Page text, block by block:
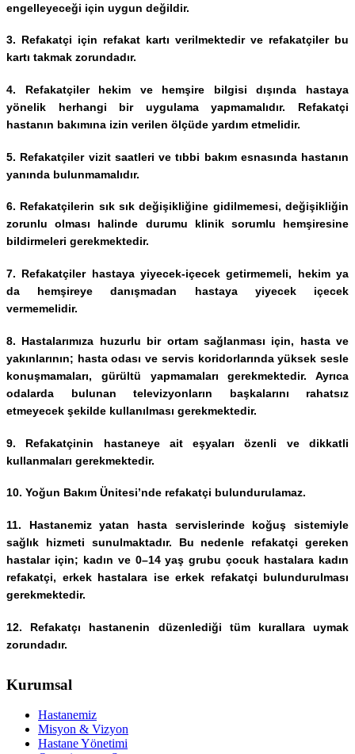
engelleyeceği için uygun değildir.
3. Refakatçi için refakat kartı verilmektedir ve refakatçiler bu
kartı takmak zorundadır.
4. Refakatçiler hekim ve hemşire bilgisi dışında hastaya
yönelik herhangi bir uygulama yapmamalıdır. Refakatçi
hastanın bakımına izin verilen ölçüde yardım etmelidir.
5. Refakatçiler vizit saatleri ve tıbbi bakım esnasında hastanın
yanında bulunmamalıdır.
6. Refakatçilerin sık sık değişikliğine gidilmemesi, değişikliğin
zorunlu olması halinde durumu klinik sorumlu hemşiresine
bildirmeleri gerekmektedir.
7. Refakatçiler hastaya yiyecek-içecek getirmemeli, hekim ya
da hemşireye danışmadan hastaya yiyecek içecek
vermemelidir.
8. Hastalarımıza huzurlu bir ortam sağlanması için, hasta ve
yakınlarının; hasta odası ve servis koridorlarında yüksek sesle
konuşmamaları, gürültü yapmamaları gerekmektedir. Ayrıca
odalarda bulunan televizyonların başkalarını rahatsız
etmeyecek şekilde kullanılması gerekmektedir.
9. Refakatçinin hastaneye ait eşyaları özenli ve dikkatli
kullanmaları gerekmektedir.
10. Yoğun Bakım Ünitesi’nde refakatçi bulundurulamaz.
11. Hastanemiz yatan hasta servislerinde koğuş sistemiyle
sağlık hizmeti sunulmaktadır. Bu nedenle refakatçi gereken
hastalar için; kadın ve 0–14 yaş grubu çocuk hastalara kadın
refakatçi, erkek hastalara ise erkek refakatçi bulundurulması
gerekmektedir.
12. Refakatçı hastanenin düzenlediği tüm kurallara uymak
zorundadır.
Kurumsal
Hastanemiz
Misyon & Vizyon
Hastane Yönetimi